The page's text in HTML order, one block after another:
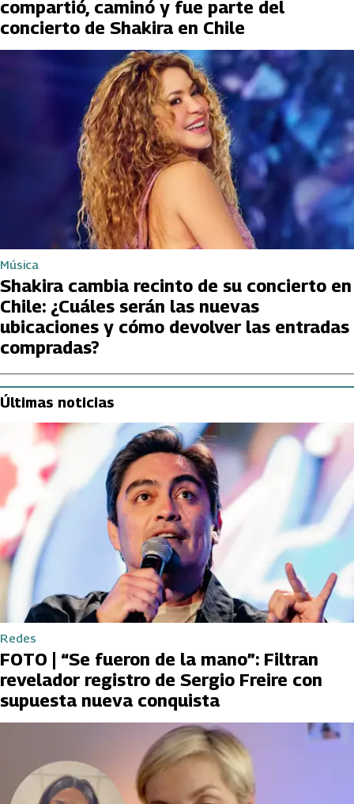
compartió, caminó y fue parte del
concierto de Shakira en Chile
Música
Shakira cambia recinto de su concierto en
Chile: ¿Cuáles serán las nuevas
ubicaciones y cómo devolver las entradas
compradas?
Últimas noticias
Redes
FOTO | “Se fueron de la mano”: Filtran
revelador registro de Sergio Freire con
supuesta nueva conquista